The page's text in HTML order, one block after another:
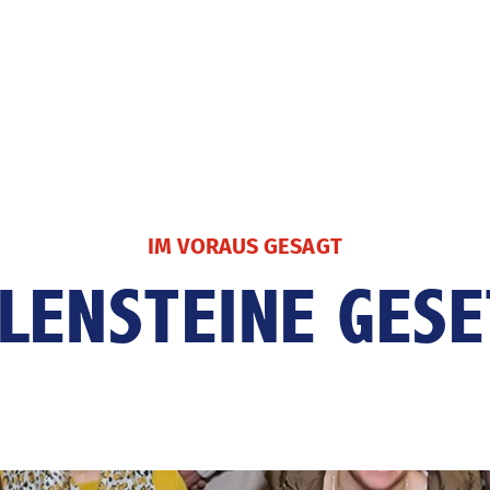
Nationalteams
Talentförderung
IM VORAUS GESAGT